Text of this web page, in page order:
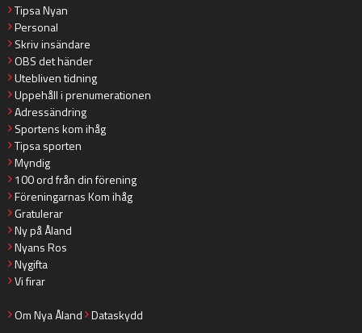
Tipsa Nyan
Personal
Skriv insändare
OBS det händer
Utebliven tidning
Uppehåll i prenumerationen
Adressändring
Sportens kom ihåg
Tipsa sporten
Myndig
100 ord från din förening
Föreningarnas Kom ihåg
Gratulerar
Ny på Åland
Nyans Ros
Nygifta
Vi firar
Om Nya Åland Dataskydd